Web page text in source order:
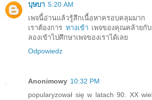
บุษบา 5:20 AM
เพจนี้อ่านแล้วรู้สึกเนื้อหาครอบคลุมมา
เราต้องการ ทางเข้า เพจของคุณคล้ายกั
ลองเข้าไปศึกษาเพจของเราได้เลย
Odpowiedz
Anonimowy 10:32 PM
popularyzował się w latach 90. XX